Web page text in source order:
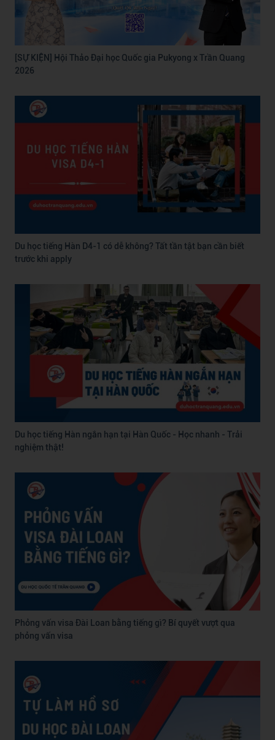
[SỰ KIỆN] Hội Thảo Đại học Quốc gia Pukyong x Trần Quang
2026
Du học tiếng Hàn D4-1 có dễ không? Tất tần tật bạn cần biết
trước khi apply
Du học tiếng Hàn ngắn hạn tại Hàn Quốc - Học nhanh - Trải
nghiệm thật!
Phỏng vấn visa Đài Loan bằng tiếng gì? Bí quyết vượt qua
phỏng vấn visa